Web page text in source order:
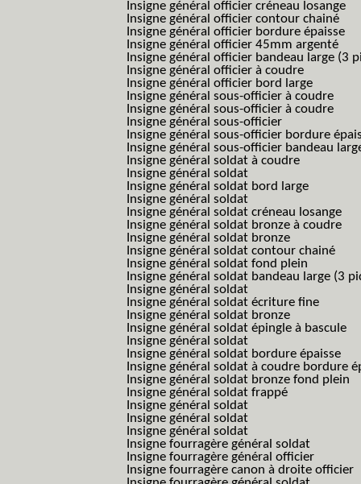
Insigne général officier créneau losange
Insigne général officier contour chainé
Insigne général officier bordure épaisse
Insigne général officier 45mm argenté
Insigne général officier bandeau large (3
Insigne général officier à coudre
Insigne général officier bord large
Insigne général sous-officier à coudre
Insigne général sous-officier à coudre
Insigne général sous-officier
Insigne général sous-officier bordure
Insigne général sous-officier bandeau
Insigne général soldat à coudre
Insigne général soldat
Insigne général soldat bord large
Insigne général soldat
Insigne général soldat créneau losange
Insigne général soldat bronze à coudre
Insigne général soldat bronze
Insigne général soldat contour chainé
Insigne général soldat fond plein
Insigne général soldat bandeau large (3
Insigne général soldat
Insigne général soldat écriture fine
Insigne général soldat bronze
Insigne général soldat épingle à bascule
Insigne général soldat
Insigne général soldat bordure épaisse
Insigne général soldat à coudre bordure
Insigne général soldat bronze fond plein
Insigne général soldat frappé
Insigne général soldat
Insigne général soldat
Insigne général soldat
Insigne fourragère général soldat
Insigne fourragère général officier
Insigne fourragère canon à droite officier